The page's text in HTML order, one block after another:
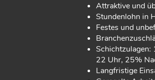
Attraktive und
Stundenlohn in
Festes und
Schichtzulagen:
22 Uhr, 25%
Langfristige